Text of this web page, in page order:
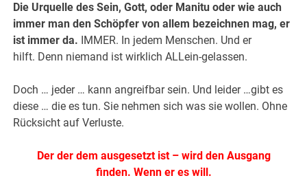
Die Urquelle des Sein, Gott, oder Manitu oder wie auch
immer man den Schöpfer von allem bezeichnen mag, er
ist immer da. IMMER. In jedem Menschen. Und er
hilft. Denn niemand ist wirklich ALLein-gelassen.
Doch … jeder … kann angreifbar sein. Und leider …gibt es
diese … die es tun. Sie nehmen sich was sie wollen. Ohne
Rücksicht auf Verluste.
Der der dem ausgesetzt ist – wird den Ausgang
finden. Wenn er es will.